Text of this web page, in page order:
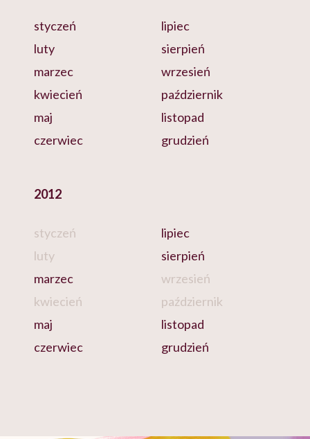
styczeń
luty
marzec
kwiecień
maj
czerwiec
lipiec
sierpień
wrzesień
październik
listopad
grudzień
2012
styczeń
luty
marzec
kwiecień
maj
czerwiec
lipiec
sierpień
wrzesień
październik
listopad
grudzień